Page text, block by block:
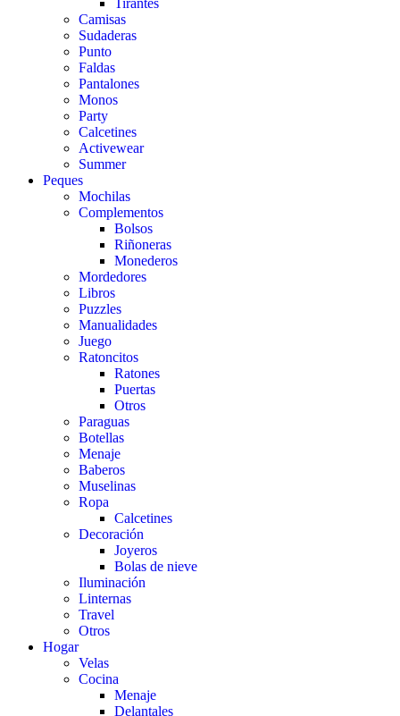
Camisas
Sudaderas
Punto
Faldas
Pantalones
Monos
Party
Calcetines
Activewear
Summer
Peques
Mochilas
Complementos
Bolsos
Riñoneras
Monederos
Mordedores
Libros
Puzzles
Manualidades
Juego
Ratoncitos
Ratones
Puertas
Otros
Paraguas
Botellas
Menaje
Baberos
Muselinas
Ropa
Calcetines
Decoración
Joyeros
Bolas de nieve
Iluminación
Linternas
Travel
Otros
Hogar
Velas
Cocina
Menaje
Delantales